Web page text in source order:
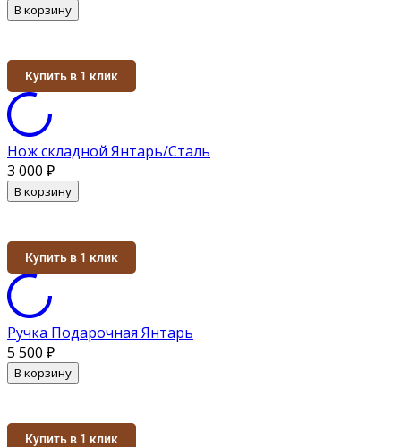
В корзину
Купить в 1 клик
Нож складной Янтарь/Сталь
3 000 ₽
В корзину
Купить в 1 клик
Ручка Подарочная Янтарь
5 500 ₽
В корзину
Купить в 1 клик